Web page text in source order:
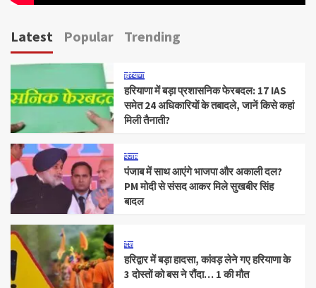
Latest Popular Trending
हरियाणा
हरियाणा में बड़ा प्रशासनिक फेरबदल: 17 IAS
समेत 24 अधिकारियों के तबादले, जानें किसे कहां
मिली तैनाती?
पंजाब
पंजाब में साथ आएंगे भाजपा और अकाली दल?
PM मोदी से संसद आकर मिले सुखबीर सिंह
बादल
देश
हरिद्वार में बड़ा हादसा, कांवड़ लेने गए हरियाणा के
3 दोस्तों को बस ने रौंदा… 1 की मौत